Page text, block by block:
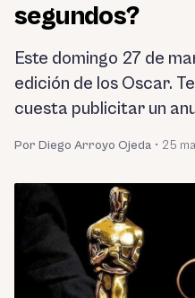
segundos?
Este domingo 27 de
edición de los Oscar.
cuesta publicitar un
Por Diego Arroyo Ojeda • 25